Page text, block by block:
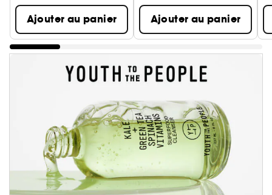
Ajouter au panier Ajouter au panier